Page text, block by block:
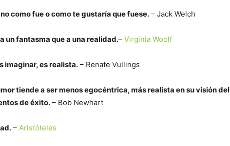
como fue o como te gustaría que fuese. – Jack Welch
un fantasma que a una realidad.– Virginia Woolf
imaginar, es realista. – Renate Vullings
tiende a ser menos egocéntrica, más realista en su visión del
de éxito. – Bob Newhart
– Aristóteles